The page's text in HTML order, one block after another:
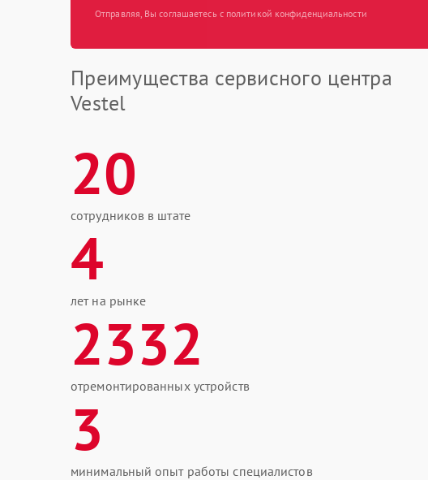
Отправляя, Вы соглашаетесь с политикой конфиденциальности
Преимущества сервисного центра
Vestel
20
сотрудников в штате
4
лет на рынке
2332
отремонтированных устройств
3
минимальный опыт работы специалистов